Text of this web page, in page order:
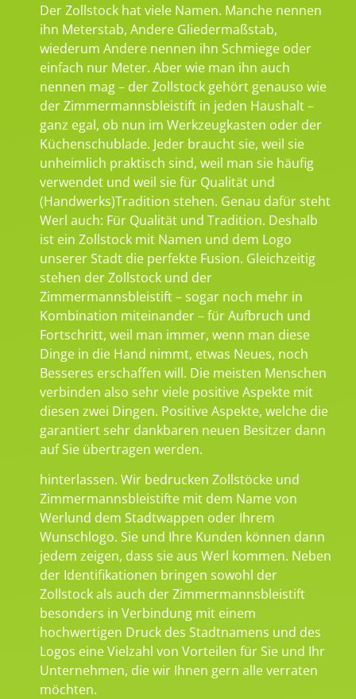
Der Zollstock hat viele Namen. Manche nennen
ihn Meterstab, Andere Gliedermaßstab,
wiederum Andere nennen ihn Schmiege oder
einfach nur Meter. Aber wie man ihn auch
nennen mag – der Zollstock gehört genauso wie
der Zimmermannsbleistift in jeden Haushalt –
ganz egal, ob nun im Werkzeugkasten oder der
Küchenschublade. Jeder braucht sie, weil sie
unheimlich praktisch sind, weil man sie häufig
verwendet und weil sie für Qualität und
(Handwerks)Tradition stehen. Genau dafür steht
Werl auch: Für Qualität und Tradition. Deshalb
ist ein Zollstock mit Namen und dem Logo
unserer Stadt die perfekte Fusion. Gleichzeitig
stehen der Zollstock und der
Zimmermannsbleistift – sogar noch mehr in
Kombination miteinander – für Aufbruch und
Fortschritt, weil man immer, wenn man diese
Dinge in die Hand nimmt, etwas Neues, noch
Besseres erschaffen will. Die meisten Menschen
verbinden also sehr viele positive Aspekte mit
diesen zwei Dingen. Positive Aspekte, welche die
garantiert sehr dankbaren neuen Besitzer dann
auf Sie übertragen werden.
hinterlassen. Wir bedrucken Zollstöcke und
Zimmermannsbleistifte mit dem Name von
Werlund dem Stadtwappen oder Ihrem
Wunschlogo. Sie und Ihre Kunden können dann
jedem zeigen, dass sie aus Werl kommen. Neben
der Identifikationen bringen sowohl der
Zollstock als auch der Zimmermannsbleistift
besonders in Verbindung mit einem
hochwertigen Druck des Stadtnamens und des
Logos eine Vielzahl von Vorteilen für Sie und Ihr
Unternehmen, die wir Ihnen gern alle verraten
möchten.